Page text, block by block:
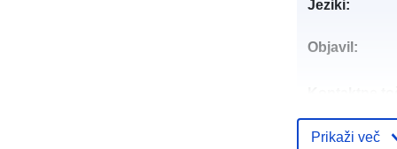
Jeziki:
Objavil:
Katalogski
Prikaži več